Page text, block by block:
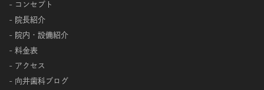
- コンセプト
- 院長紹介
- 院内・設備紹介
- 料金表
- アクセス
- 向井歯科ブログ